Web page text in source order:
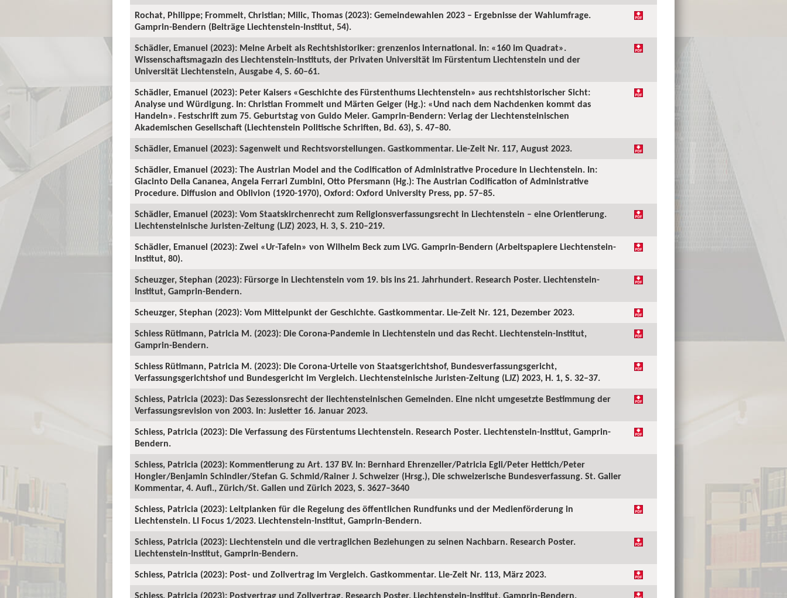
Rochat, Philippe; Frommelt, Christian; Milic, Thomas (2023): Gemeindewahlen 2023 – Ergebnisse der Wahlumfrage.
Gamprin-Bendern (Beiträge Liechtenstein-Institut, 54).
Schädler, Emanuel (2023): Meine Arbeit als Rechtshistoriker: grenzenlos international. In: «160 im Quadrat».
Wissenschaftsmagazin des Liechtenstein-Instituts, der Privaten Universität im Fürstentum Liechtenstein und der
Universität Liechtenstein, Ausgabe 4, S. 60–61.
Schädler, Emanuel (2023): Peter Kaisers «Geschichte des Fürstenthums Liechtenstein» aus rechtshistorischer Sicht:
Analyse und Würdigung. In: Christian Frommelt und Märten Geiger (Hg.): «Und nach dem Nachdenken kommt das
Handeln». Festschrift zum 75. Geburtstag von Guido Meier. Gamprin-Bendern: Verlag der Liechtensteinischen
Akademischen Gesellschaft (Liechtenstein Politische Schriften, Bd. 63), S. 47–80.
Schädler, Emanuel (2023): Sagenwelt und Rechtsvorstellungen. Gastkommentar. Lie-Zeit Nr. 117, August 2023.
Schädler, Emanuel (2023): The Austrian Model and the Codification of Administrative Procedure in Liechtenstein. In:
Giacinto Della Cananea, Angela Ferrari Zumbini, Otto Pfersmann (Hg.): The Austrian Codification of Administrative
Procedure. Diffusion and Oblivion (1920-1970), Oxford: Oxford University Press, pp. 57–85.
Schädler, Emanuel (2023): Vom Staatskirchenrecht zum Religionsverfassungsrecht in Liechtenstein – eine Orientierung.
Liechtensteinische Juristen-Zeitung (LJZ) 2023, H. 3, S. 210–219.
Schädler, Emanuel (2023): Zwei «Ur-Tafeln» von Wilhelm Beck zum LVG. Gamprin-Bendern (Arbeitspapiere Liechtenstein-
Institut, 80).
Scheuzger, Stephan (2023): Fürsorge in Liechtenstein vom 19. bis ins 21. Jahrhundert. Research Poster. Liechtenstein-
Institut, Gamprin-Bendern.
Scheuzger, Stephan (2023): Vom Mittelpunkt der Geschichte. Gastkommentar. Lie-Zeit Nr. 121, Dezember 2023.
Schiess Rütimann, Patricia M. (2023): Die Corona-Pandemie in Liechtenstein und das Recht. Liechtenstein-Institut,
Gamprin-Bendern.
Schiess Rütimann, Patricia M. (2023): Die Corona-Urteile von Staatsgerichtshof, Bundesverfassungsgericht,
Verfassungsgerichtshof und Bundesgericht im Vergleich. Liechtensteinische Juristen-Zeitung (LJZ) 2023, H. 1, S. 32–37.
Schiess, Patricia (2023): Das Sezessionsrecht der liechtensteinischen Gemeinden. Eine nicht umgesetzte Bestimmung der
Verfassungsrevision von 2003. In: Jusletter 16. Januar 2023.
Schiess, Patricia (2023): Die Verfassung des Fürstentums Liechtenstein. Research Poster. Liechtenstein-Institut, Gamprin-
Bendern.
Schiess, Patricia (2023): Kommentierung zu Art. 137 BV. In: Bernhard Ehrenzeller/Patricia Egli/Peter Hettich/Peter
Hongler/Benjamin Schindler/Stefan G. Schmid/Rainer J. Schweizer (Hrsg.), Die schweizerische Bundesverfassung. St. Galler
Kommentar, 4. Aufl., Zürich/St. Gallen und Zürich 2023, S. 3627–3640
Schiess, Patricia (2023): Leitplanken für die Regelung des öffentlichen Rundfunks und der Medienförderung in
Liechtenstein. LI Focus 1/2023. Liechtenstein-Institut, Gamprin-Bendern.
Schiess, Patricia (2023): Liechtenstein und die vertraglichen Beziehungen zu seinen Nachbarn. Research Poster.
Liechtenstein-Institut, Gamprin-Bendern.
Schiess, Patricia (2023): Post- und Zollvertrag im Vergleich. Gastkommentar. Lie-Zeit Nr. 113, März 2023.
Schiess, Patricia (2023): Postvertrag und Zollvertrag. Research Poster. Liechtenstein-Institut, Gamprin-Bendern.